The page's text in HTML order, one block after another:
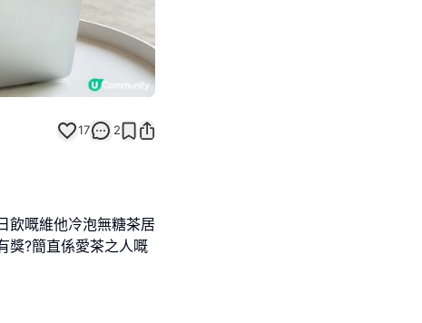
17 2
飲嘅維他冷泡無糖茶居
?簡直係愛茶之人嘅